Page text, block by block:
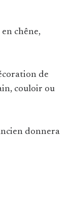
en chêne,
de
couloir ou
donnera